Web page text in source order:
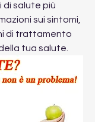
di salute più
sui sintomi,
di trattamento
tua salute.